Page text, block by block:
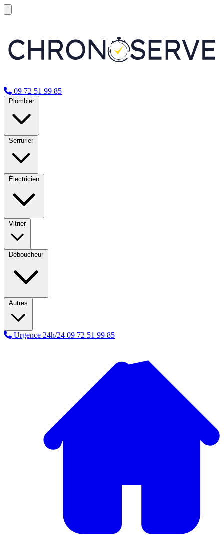
09 72 51 99 85
Plombier
Serrurier
Électricien
Vitrier
Déboucheur
Autres
Urgence 24h/24 09 72 51 99 85